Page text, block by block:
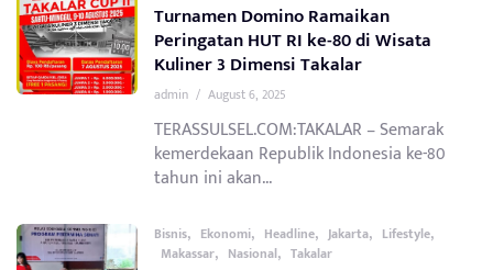
Turnamen Domino Ramaikan
Peringatan HUT RI ke-80 di Wisata
Kuliner 3 Dimensi Takalar
admin / August 6, 2025
TERASSULSEL.COM:TAKALAR – Semarak
kemerdekaan Republik Indonesia ke-80
tahun ini akan...
Bisnis, Ekonomi, Headline, Jakarta, Lifestyle,
Makassar, Nasional, Takalar